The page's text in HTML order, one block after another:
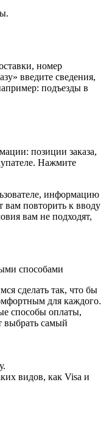
номер
введите сведения,
подъезды в
позиции заказа,
Нажмите
информацию
вам повторить к вводу
вам не подходят,
сделать так, что бы
для каждого.
способы оплаты,
выбрать самый
видов, как Visa и